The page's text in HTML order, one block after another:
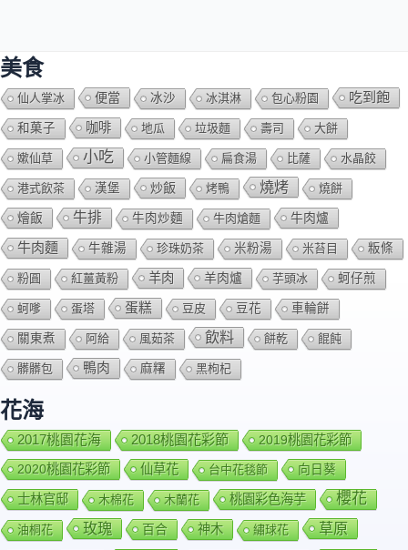
美食
仙人掌冰 便當 冰沙 冰淇淋 包心粉園 吃到飽
和菓子 咖啡 地瓜 垃圾麵 壽司 大餅
嫰仙草 小吃 小管麵線 扁食湯 比薩 水晶餃
港式飲茶 漢堡 炒飯 烤鴨 燒烤 燒餅
燴飯 牛排 牛肉炒麵 牛肉熗麵 牛肉爐
牛肉麵 牛雜湯 珍珠奶茶 米粉湯 米苔目 粄條
粉圓 紅薑黃粉 羊肉 羊肉爐 芋頭冰 蚵仔煎
蚵嗲 蛋塔 蛋糕 豆皮 豆花 車輪餅
關東煮 阿給 風茹茶 飲料 餅乾 餛飩
髒髒包 鴨肉 麻糬 黑枸杞
花海
2017桃園花海 2018桃園花彩節
2019桃園花彩節
2020桃園花彩節
仙草花 台中花毯節 向日葵
士林官邸 木棉花 木蘭花 桃園彩色海芋 櫻花
油桐花 玫瑰 百合 神木 繡球花 草原